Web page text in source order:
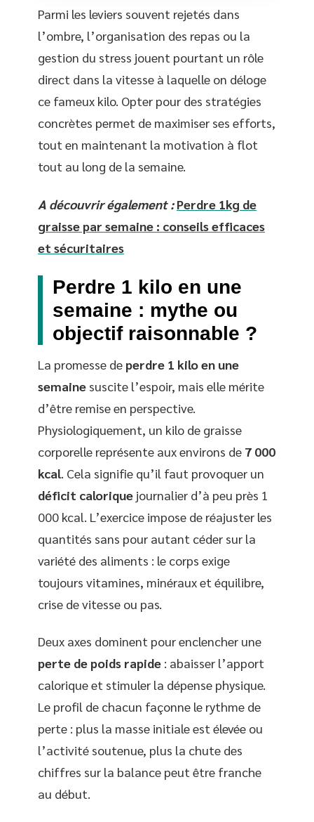
Parmi les leviers souvent rejetés dans
l’ombre, l’organisation des repas ou la
gestion du stress jouent pourtant un rôle
direct dans la vitesse à laquelle on déloge
ce fameux kilo. Opter pour des stratégies
concrètes permet de maximiser ses efforts,
tout en maintenant la motivation à flot
tout au long de la semaine.
A découvrir également : Perdre 1kg de
graisse par semaine : conseils efficaces
et sécuritaires
Perdre 1 kilo en une
semaine : mythe ou
objectif raisonnable ?
La promesse de perdre 1 kilo en une
semaine suscite l’espoir, mais elle mérite
d’être remise en perspective.
Physiologiquement, un kilo de graisse
corporelle représente aux environs de 7 000
kcal . Cela signifie qu’il faut provoquer un
déficit calorique journalier d’à peu près 1
000 kcal. L’exercice impose de réajuster les
quantités sans pour autant céder sur la
variété des aliments : le corps exige
toujours vitamines, minéraux et équilibre,
crise de vitesse ou pas.
Deux axes dominent pour enclencher une
perte de poids rapide : abaisser l’apport
calorique et stimuler la dépense physique.
Le profil de chacun façonne le rythme de
perte : plus la masse initiale est élevée ou
l’activité soutenue, plus la chute des
chiffres sur la balance peut être franche
au début.